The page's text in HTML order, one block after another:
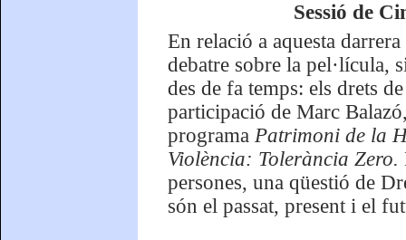
Sessió de
En relació a aquesta
debatre sobre la pel·lícula,
des de fa temps: els drets
participació de Marc
programa Patrimoni de la
Violència: Tolerància Zero.
persones, una qüestió de
són el passat, present i el